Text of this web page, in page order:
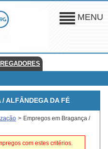
MENU
ALFÂNDEGA DA FÉ
> Empregos em Bragança /
com estes critérios.